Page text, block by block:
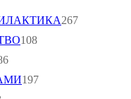
267
108
197